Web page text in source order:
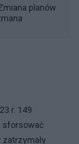
planów
r. 149
sforsować
zatrzymały